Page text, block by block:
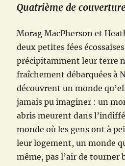
Quatrième de
Morag MacPherson et
deux petites fées
précipitamment leur terre
fraîchement débarquées à
découvrent un monde
jamais pu imaginer : un
abris meurent dans
monde où les gens ont à
leur logement, un monde
même, pas l’air de tourner